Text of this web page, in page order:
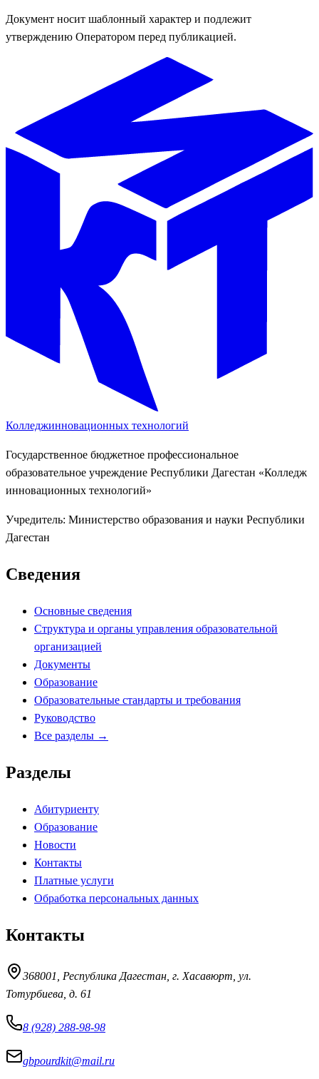
Документ носит шаблонный характер и подлежит
утверждению Оператором перед публикацией.
Колледжинновационных технологий
Государственное бюджетное профессиональное
образовательное учреждение Республики Дагестан «Колледж
инновационных технологий»
Учредитель: Министерство образования и науки Республики
Дагестан
Сведения
Основные сведения
Структура и органы управления образовательной
организацией
Документы
Образование
Образовательные стандарты и требования
Руководство
Все разделы →
Разделы
Абитуриенту
Образование
Новости
Контакты
Платные услуги
Обработка персональных данных
Контакты
368001, Республика Дагестан, г. Хасавюрт, ул.
Тотурбиева, д. 61
8 (928) 288-98-98
gbpourdkit@mail.ru